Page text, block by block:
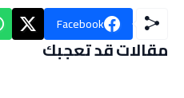
Facebook
مقالات قد تعجبك